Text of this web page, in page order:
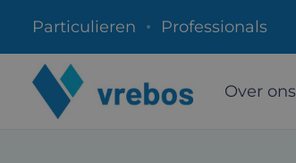
Particulieren Professionals
Over ons